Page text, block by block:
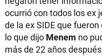
ocurrió con todos los ex
de la ex SIDE que
lo que dijo Menem no
más de 22 años